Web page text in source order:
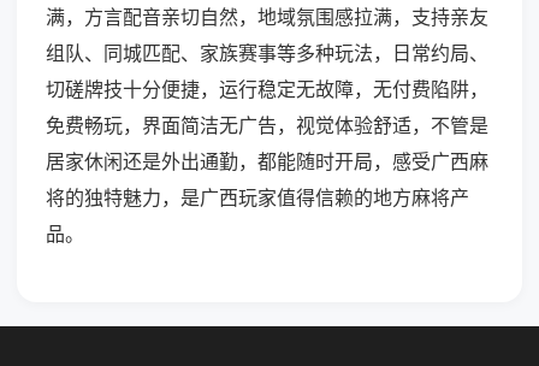
满，方言配音亲切自然，地域氛围感拉满，支持亲友
组队、同城匹配、家族赛事等多种玩法，日常约局、
切磋牌技十分便捷，运行稳定无故障，无付费陷阱，
免费畅玩，界面简洁无广告，视觉体验舒适，不管是
居家休闲还是外出通勤，都能随时开局，感受广西麻
将的独特魅力，是广西玩家值得信赖的地方麻将产
品。